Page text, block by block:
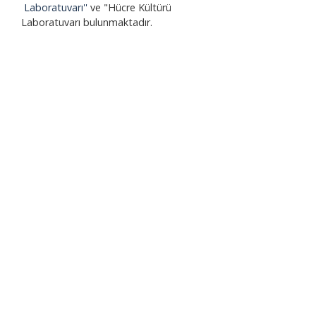
Laboratuvarı'' ve "Hücre Kültürü
Laboratuvarı bulunmaktadır.